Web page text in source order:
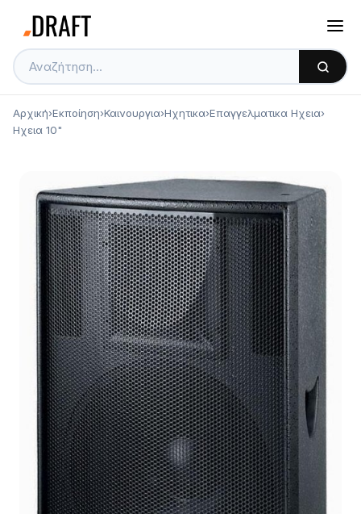
Αρχική›Εκποίηση›Καινουργια›Ηχητικα›Επαγγελματικα Ηχεια›
Ηχεια 10"